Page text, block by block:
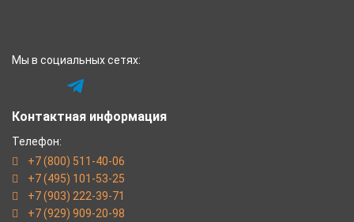
Мы в социальных сетях:
Контактная информация
Телефон:
+7 (800) 511-40-06
+7 (495) 101-53-25
+7 (903) 222-39-71
+7 (929) 909-20-98